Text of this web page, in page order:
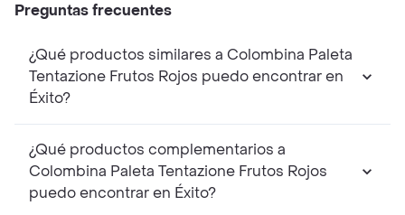
Preguntas frecuentes
¿Qué productos similares a Colombina Paleta
Tentazione Frutos Rojos puedo encontrar en
Éxito?
¿Qué productos complementarios a
Colombina Paleta Tentazione Frutos Rojos
puedo encontrar en Éxito?